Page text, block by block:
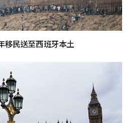
移民送至西班牙本土